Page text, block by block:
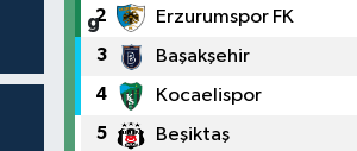
2 Erzurumspor FK
3 Başakşehir
4 Kocaelispor
5 Beşiktaş